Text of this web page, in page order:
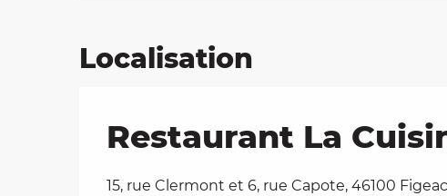
Localisation
Restaurant La
15, rue Clermont et 6, rue Capote, 46100 Figeac